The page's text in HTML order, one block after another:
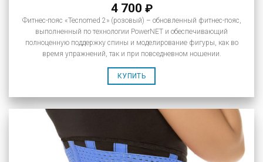
4 700 ₽
Фитнес-пояс «Tecnomed 2» (розовый) – обновленный фитнес-пояс,
выполненный по технологии PowerNET и обеспечивающий
полноценную поддержку спины и моделирование фигуры, как во
время упражнений, так и при повседневном ношении.
КУПИТЬ